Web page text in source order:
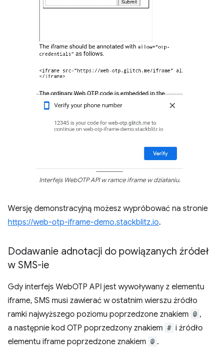
Interfejs WebOTP API w ramce iframe w działaniu.
Wersję demonstracyjną możesz wypróbować na stronie
https://web-otp-iframe-demo.stackblitz.io.
Dodawanie adnotacji do powiązanych źródeł
w SMS-ie
Gdy interfejs WebOTP API jest wywoływany z elementu
iframe, SMS musi zawierać w ostatnim wierszu źródło
ramki najwyższego poziomu poprzedzone znakiem @ ,
a następnie kod OTP poprzedzony znakiem # i źródło
elementu iframe poprzedzone znakiem @ .